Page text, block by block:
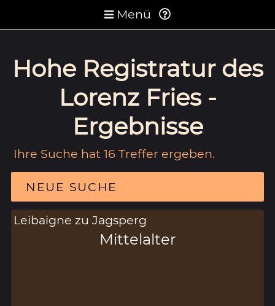
Menü
Hohe Registratur des
Lorenz Fries -
Ergebnisse
Ihre Suche hat 16 Treffer ergeben.
NEUE SUCHE
Leibaigne zu Jagsperg
Mittelalter